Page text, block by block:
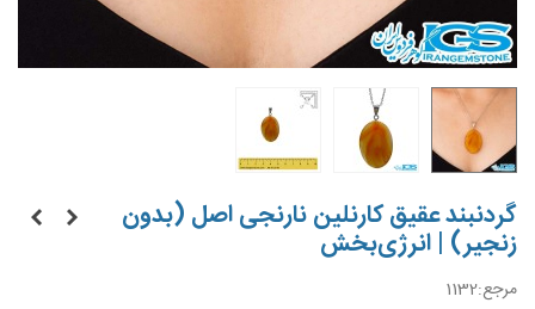
گردنبند عقیق کارنلین نارنجی اصل (بدون
زنجیر) | انرژی‌بخش
مرجع:1132